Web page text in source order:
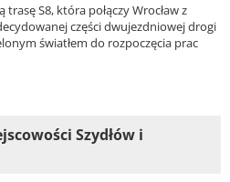
S8, która połączy Wrocław z
części dwujezdniowej drogi
światłem do rozpoczęcia prac
Szydłów i